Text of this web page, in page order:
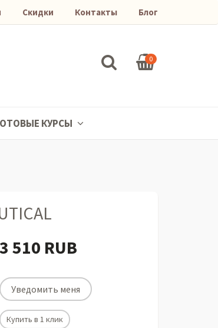
Скидки Контакты Блог
0
КУРСЫ
3 510 RUB
Уведомить меня
Купить в 1 клик